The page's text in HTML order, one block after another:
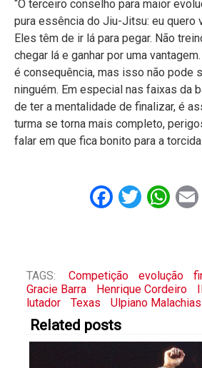
“O terceiro conselho para maior
pura essência do Jiu-Jitsu: eu quero
Eles têm de ir lá para pegar. Não
chegar lá e ganhar por uma
é consequência, mas isso não pode
ninguém. Em especial nas faixas da
de ter a mentalidade de finalizar, é
turma se torna mais completo,
falar em que fica bonito para a torcida
TAGS: Competição evolução
Gracie Barra
Henrique Cordeiro
lutador
Texas Ulpiano Malachias
Related posts